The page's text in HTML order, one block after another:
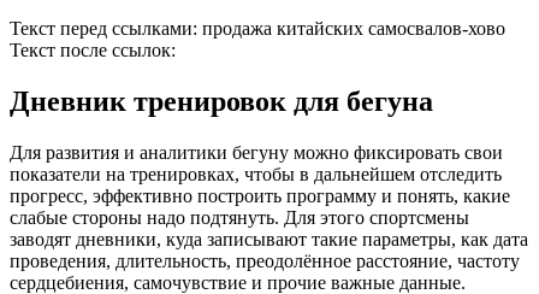
Текст перед ссылками: продажа китайских самосвалов-хово
Текст после ссылок:
Дневник тренировок для бегуна
Для развития и аналитики бегуну можно фиксировать свои
показатели на тренировках, чтобы в дальнейшем отследить
прогресс, эффективно построить программу и понять, какие
слабые стороны надо подтянуть. Для этого спортсмены
заводят дневники, куда записывают такие параметры, как дата
проведения, длительность, преодолённое расстояние, частоту
сердцебиения, самочувствие и прочие важные данные.